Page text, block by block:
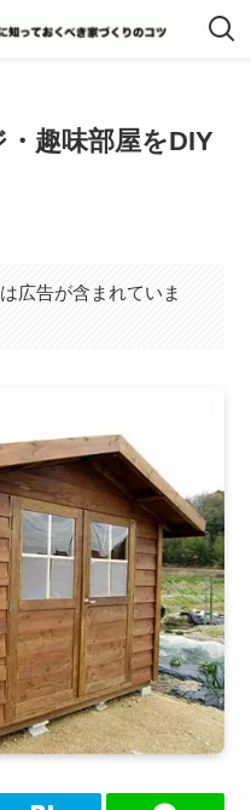
趣味部屋をDIY
広告が含まれていま